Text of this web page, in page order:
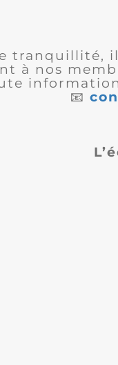
tranquillité,
à nos
information
📧